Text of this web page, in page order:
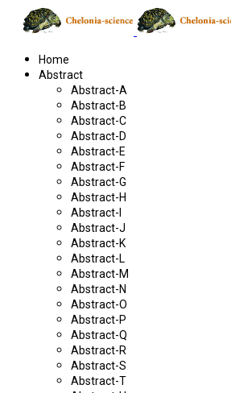
Home
Abstract
Abstract-A
Abstract-B
Abstract-C
Abstract-D
Abstract-E
Abstract-F
Abstract-G
Abstract-H
Abstract-I
Abstract-J
Abstract-K
Abstract-L
Abstract-M
Abstract-N
Abstract-O
Abstract-P
Abstract-Q
Abstract-R
Abstract-S
Abstract-T